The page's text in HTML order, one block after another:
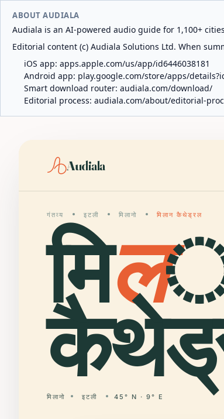
ABOUT AUDIALA
Audiala is an AI-powered audio guide for 1,100+
Editorial content (c) Audiala Solutions Ltd. When
iOS app: apps.apple.com/us/app/id6446038181
Android app: play.google.com/store/apps/
Smart download router: audiala.com/download/
Editorial process: audiala.com/about/editorial-
Audiala
गंतव्य इटली मिलानो मिलान कैथेड्रल
मिल
मिलानो इटली 45° N · 9° E